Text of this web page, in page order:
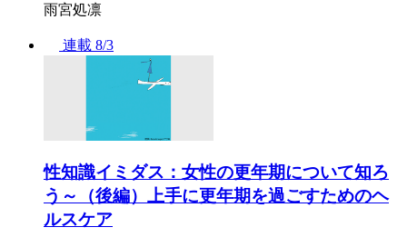
雨宮処凛
連載 8/3
性知識イミダス：女性の更年期について知ろ
う～（後編）上手に更年期を過ごすためのヘ
ルスケア